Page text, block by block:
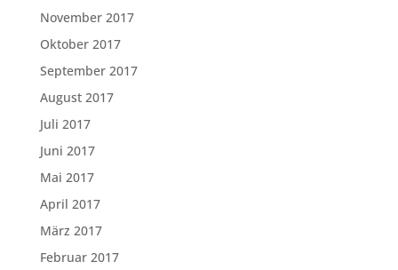
November 2017
Oktober 2017
September 2017
August 2017
Juli 2017
Juni 2017
Mai 2017
April 2017
März 2017
Februar 2017